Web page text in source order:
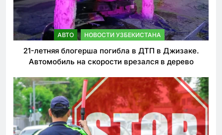
АВТО НОВОСТИ УЗБЕКИСТАНА
21-летняя блогерша погибла в ДТП в Джизаке.
Автомобиль на скорости врезался в дерево